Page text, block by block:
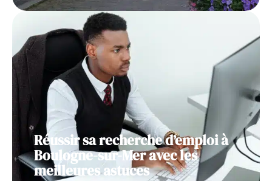
Réussir sa recherche d’emploi à
Boulogne-sur-Mer avec les
meilleures astuces